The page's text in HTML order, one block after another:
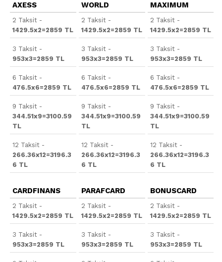
AXESS
2 Taksit -
1429.5x2=2859 TL
3 Taksit -
953x3=2859 TL
6 Taksit -
476.5x6=2859 TL
9 Taksit -
344.51x9=3100.59
TL
12 Taksit -
266.36x12=3196.3
6 TL
WORLD
2 Taksit -
1429.5x2=2859 TL
3 Taksit -
953x3=2859 TL
6 Taksit -
476.5x6=2859 TL
9 Taksit -
344.51x9=3100.59
TL
12 Taksit -
266.36x12=3196.3
6 TL
MAXIMUM
2 Taksit -
1429.5x2=2859 TL
3 Taksit -
953x3=2859 TL
6 Taksit -
476.5x6=2859 TL
9 Taksit -
344.51x9=3100.59
TL
12 Taksit -
266.36x12=3196.3
6 TL
CARDFINANS
2 Taksit -
1429.5x2=2859 TL
3 Taksit -
953x3=2859 TL
PARAFCARD
2 Taksit -
1429.5x2=2859 TL
3 Taksit -
953x3=2859 TL
BONUSCARD
2 Taksit -
1429.5x2=2859 TL
3 Taksit -
953x3=2859 TL